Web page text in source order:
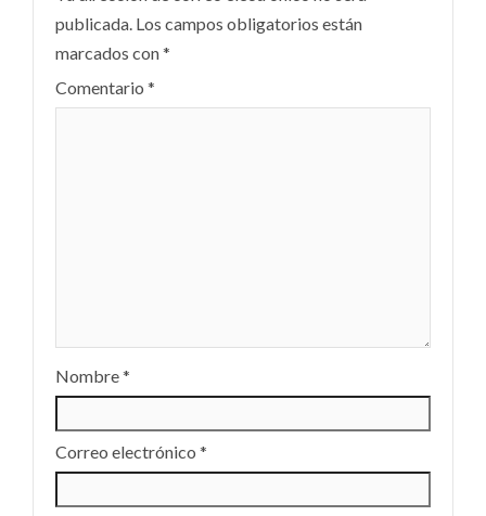
publicada. Los campos obligatorios están
marcados con*
Comentario *
Nombre*
Correo electrónico *